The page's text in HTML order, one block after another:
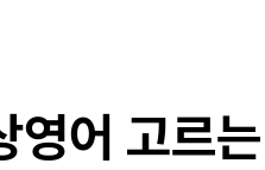
영어 고르